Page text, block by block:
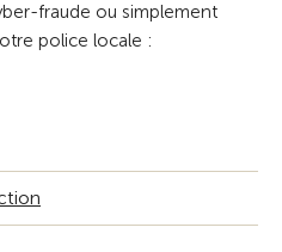
fraude ou simplement
police locale :